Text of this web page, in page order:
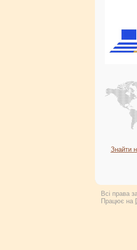
Знайти
Всі права
Працює на